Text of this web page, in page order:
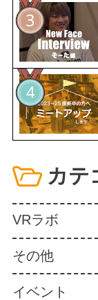
カテ
VRラボ
その他
イベント